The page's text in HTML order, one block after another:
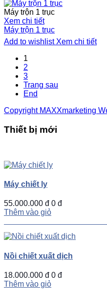
Máy trộn 1 trục
Xem chi tiết
Máy trộn 1 trục
Add to wishlist Xem chi tiết
1
2
3
Trang sau
End
Copyright MAXXmarketing
Thiết bị mới
Máy chiết ly
55.000.000 đ 0 đ
Thêm vào giỏ
Nồi chiết xuất dịch
18.000.000 đ 0 đ
Thêm vào giỏ